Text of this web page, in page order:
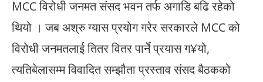
MCC विरोधी जनमत संसद भवन तर्फ अगाडि बढि रहेको
थियो । जब अश्रु ग्यास प्रयोग गरेर सरकारले MCC को
विरोधी जनमतलाई तितर वितर पार्ने प्रयास ग¥यो,
त्यतिबेलासम्म विवादित सम्झौता प्रस्ताव संसद बैठकको